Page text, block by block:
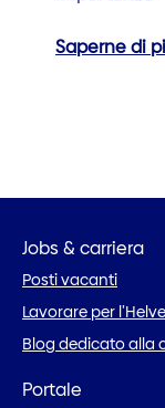
Saperne di
Jobs & carriera
Posti vacanti
Lavorare per
Blog dedicato alla
Portale